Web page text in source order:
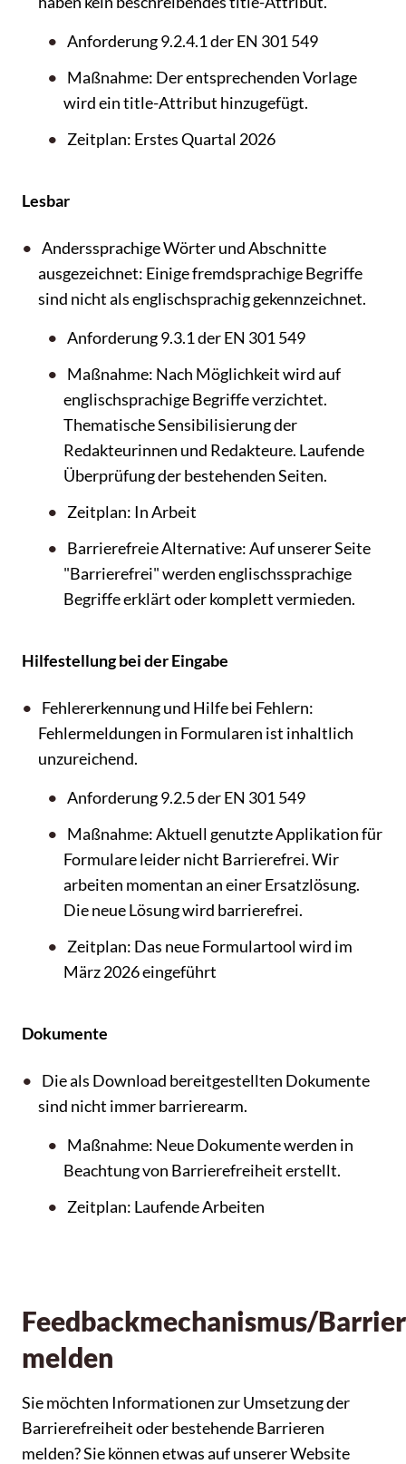
Anforderung 9.2.4.1 der EN 301 549
Maßnahme: Der entsprechenden Vorlage
wird ein title-Attribut hinzugefügt.
Zeitplan: Erstes Quartal 2026
Lesbar
Anderssprachige Wörter und Abschnitte
ausgezeichnet: Einige fremdsprachige Begriffe
sind nicht als englischsprachig gekennzeichnet.
Anforderung 9.3.1 der EN 301 549
Maßnahme: Nach Möglichkeit wird auf
englischsprachige Begriffe verzichtet.
Thematische Sensibilisierung der
Redakteurinnen und Redakteure. Laufende
Überprüfung der bestehenden Seiten.
Zeitplan: In Arbeit
Barrierefreie Alternative: Auf unserer Seite
"Barrierefrei" werden englischssprachige
Begriffe erklärt oder komplett vermieden.
Hilfestellung bei der Eingabe
Fehlererkennung und Hilfe bei Fehlern:
Fehlermeldungen in Formularen ist inhaltlich
unzureichend.
Anforderung 9.2.5 der EN 301 549
Maßnahme: Aktuell genutzte Applikation für
Formulare leider nicht Barrierefrei. Wir
arbeiten momentan an einer Ersatzlösung.
Die neue Lösung wird barrierefrei.
Zeitplan: Das neue Formulartool wird im
März 2026 eingeführt
Dokumente
Die als Download bereitgestellten Dokumente
sind nicht immer barrierearm.
Maßnahme: Neue Dokumente werden in
Beachtung von Barrierefreiheit erstellt.
Zeitplan: Laufende Arbeiten
Feedbackmechanismus/
melden
Sie möchten Informationen zur Umsetzung der
Barrierefreiheit oder bestehende Barrieren
melden? Sie können etwas auf unserer Website